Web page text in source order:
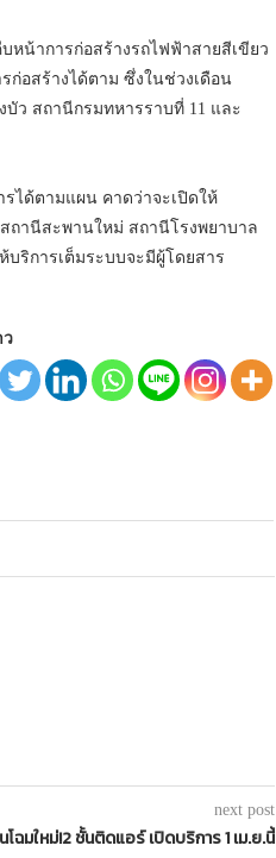
หน้าการก่อสร้างรถไฟฟ้าสายสีเขียว
ก่อสร้างได้ตาม ซึ่งในช่วงเดือน
บัว สถานีกรมทหารราบที่ 11 และ
ได้ตามแผน คาดว่าจะเปิดให้
ถานีสะพานใหม่ สถานีโรงพยาบาล
ริการเต็มระบบจะมีผู้โดยสาร
ว
next post
โฉมใหม่!2 ชั้นติดแอร์ เปิดบริการ 1 เม.ย.นี้